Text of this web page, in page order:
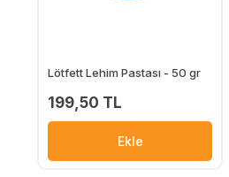
Lötfett Lehim Pastası - 50 gr
199,50 TL
Ekle